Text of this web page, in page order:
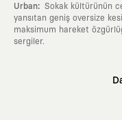
Urban: Sokak kültürünün
yansıtan geniş oversize
maksimum hareket
sergiler.